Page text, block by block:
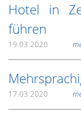
Hotel in
führen
19.03.2020
17.03.2020